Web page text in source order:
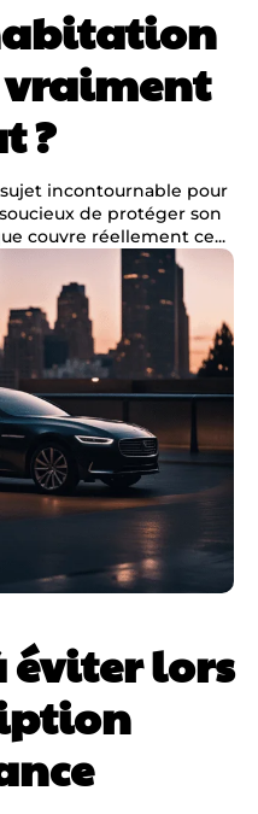
vraiment
?
incontournable pour
de protéger son
couvre réellement ce...
éviter lors